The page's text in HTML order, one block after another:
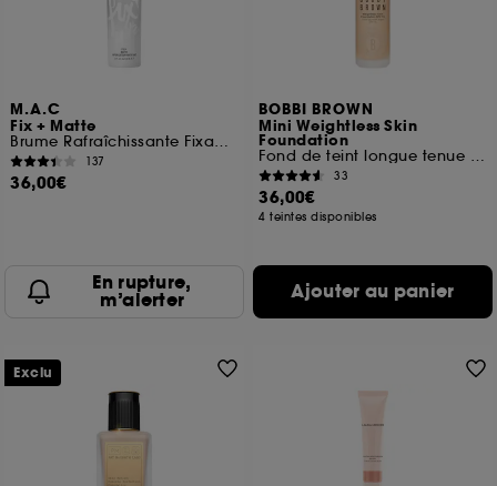
M.A.C
Fix + Matte
Brume Rafraîchissante Fixante Matifiante
137
36,00€
En rupture,
m’alerter
BOBBI BROWN
Mini Weightless Skin
Foundation
Fond de teint longue tenue format voyage
33
36,00€
4 teintes disponibles
Ajouter au panier
Exclu